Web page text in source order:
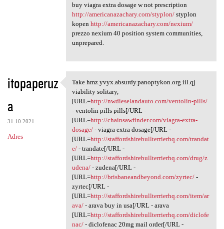
buy viagra extra dosage w not prescription
http://americanazachary.com/styplon/styplon
kopen http://americanazachary.com/nexium/
prezzo nexium 40 position system communities,
unprepared.
itopaperuz
a
31.10.2021
Adres
Take hmz.yvyx.absurdy
Take hmz.yvyx.absurdy.panoptykon.org.iil.qj
viability solitary,
[URL=http://nwdieselandauto.com/ventolin-pills/
- ventolin pills pills[/URL -
[URL=http://chainsawfinder.com/viagra-extra-
dosage/- viagra extra dosage[/URL -
[URL=http://staffordshirebullterrierhq.com/trandat
e/- trandate[/URL -
[URL=http://staffordshirebullterrierhq.com/drug/z
udena/- zudena[/URL -
[URL=http://brisbaneandbeyond.com/zyrtec/-
zyrtec[/URL -
[URL=http://staffordshirebullterrierhq.com/item/ar
ava/- arava buy in usa[/URL - arava
[URL=http://staffordshirebullterrierhq.com/diclofe
nac/- diclofenac 20mg mail order[/URL -